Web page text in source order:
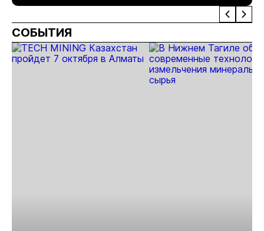
Московской
бирже
юанях, а
бондов в
долларах
СОБЫТИЯ